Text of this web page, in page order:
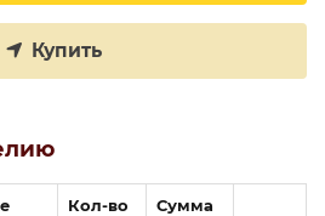
Купить
Кол-во Сумма